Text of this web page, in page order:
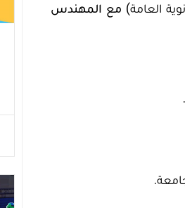
العامة) مع المهندس